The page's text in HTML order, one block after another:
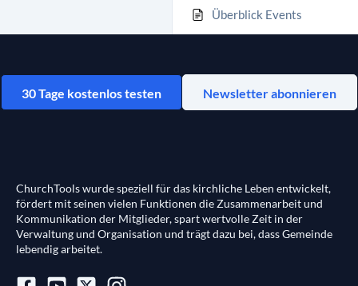
Überblick Events
30 Tage kostenlos testen Newsletter abonnieren
ChurchTools wurde speziell für das kirchliche Leben entwickelt,
fördert mit seinen vielen Funktionen die Zusammenarbeit und
Kommunikation der Mitglieder, spart wertvolle Zeit in der
Verwaltung und Organisation und trägt dazu bei, dass Gemeinde
lebendig arbeitet.